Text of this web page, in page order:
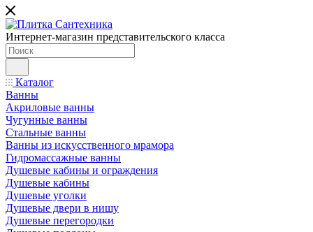
Интернет-магазин представительского класса
Каталог
Ванны
Акриловые ванны
Чугунные ванны
Стальные ванны
Ванны из искусственного мрамора
Гидромассажные ванны
Душевые кабины и ограждения
Душевые кабины
Душевые уголки
Душевые двери в нишу
Душевые перегородки